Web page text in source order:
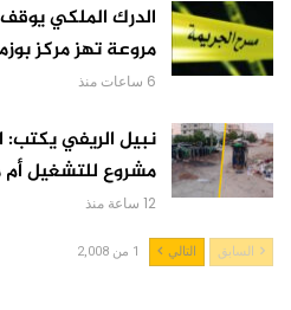
الدرك الملكي
مروعة تهز مركز
6 ساعات منذ
نبيل الريفي يكتب:
مشروع للتشغيل
12 ساعة منذ
السابق التالي 1 من 2,008